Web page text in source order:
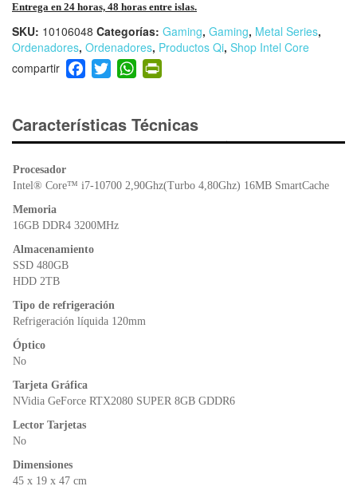
Entrega en 24 horas, 48 horas entre islas.
SKU: 10106048 Categorías: Gaming, Gaming, Metal Series,
Ordenadores, Ordenadores, Productos Qi, Shop Intel Core
F
a
e
b
o
T
wi
er
W
h
s
A
p
ri
e
dl
y
Características Técnicas
Procesador
Intel® Core™ i7-10700 2,90Ghz(Turbo 4,80Ghz) 16MB SmartCache
Memoria
16GB DDR4 3200MHz
Almacenamiento
SSD 480GB
HDD 2TB
Tipo de refrigeración
Refrigeración líquida 120mm
Óptico
No
Tarjeta Gráfica
NVidia GeForce RTX2080 SUPER 8GB GDDR6
Lector Tarjetas
No
Dimensiones
45 x 19 x 47 cm